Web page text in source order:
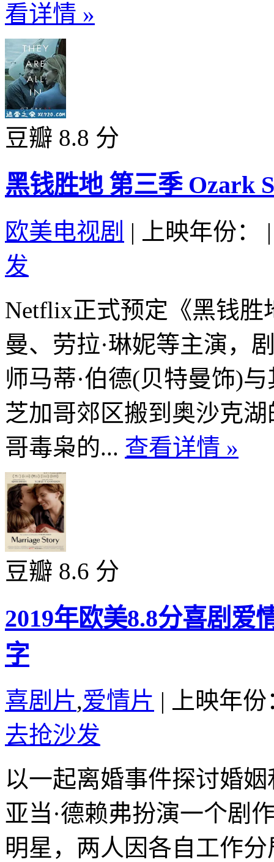
看详情 »
豆瓣 8.8 分
黑钱胜地 第三季 Ozark
欧美电视剧 | 上映年份：
|
发
Netflix正式预定《黑钱胜
曼、劳拉·琳妮等主演，
师马蒂·伯德(贝特曼饰)
芝加哥郊区搬到奥沙克
哥毒枭的... 查看详情 »
豆瓣 8.6 分
2019年欧美8.8分喜剧爱
字
喜剧片,爱情片 |
上映年
去抢沙发
以一起离婚事件探讨婚
亚当·德赖弗扮演一个剧
明星，两人因各自工作